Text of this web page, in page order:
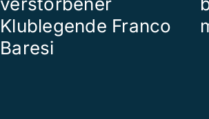
Klublegende Franco
Baresi